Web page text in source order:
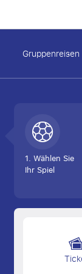
Gruppenreisen
1. Wählen Sie
Ihr Spiel